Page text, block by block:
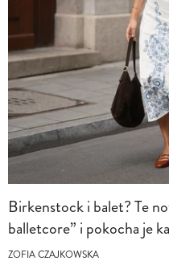
Birkenstock i balet? Te
balletcore” i pokocha je
ZOFIA CZAJKOWSKA